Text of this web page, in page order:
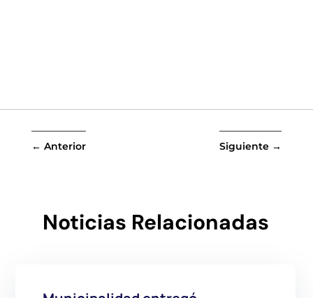
← Anterior Siguiente →
Noticias Relacionadas